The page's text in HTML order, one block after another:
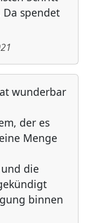
spendet
wunderbar
der es
Menge
die
binnen